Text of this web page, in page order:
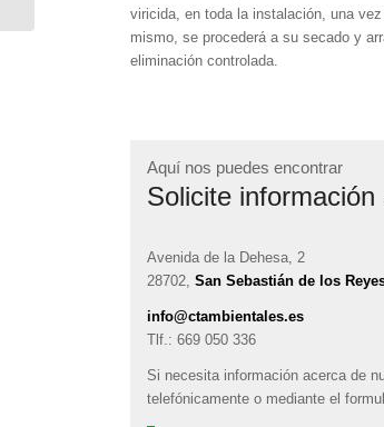
viricida, en toda la instalación, una
mismo, se procederá a su secado y
eliminación controlada.
Aquí nos puedes encontrar
Solicite
Avenida de la Dehesa, 2
28702,San Sebastián de los
info@ctambientales.es
Tlf.: 669 050 336
Si necesita información acerca de
telefónicamente o mediante el